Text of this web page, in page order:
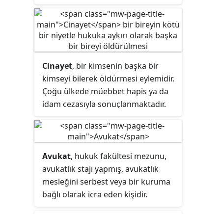
kişi, kişiler veya kuruluşlara verilir.
Cinayet, bir kimsenin başka bir
kimseyi bilerek öldürmesi eylemidir.
Çoğu ülkede müebbet hapis ya da
idam cezasıyla sonuçlanmaktadır.
öldürmeolarak nitelenir. Öldüren
kişiye katil denir.
Avukat, hukuk fakültesi mezunu,
avukatlık stajı yapmış, avukatlık
mesleğini serbest veya bir kuruma
bağlı olarak icra eden kişidir.